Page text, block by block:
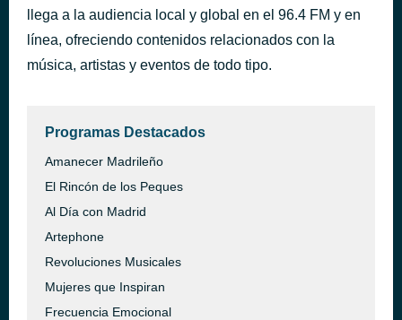
llega a la audiencia local y global en el 96.4 FM y en
línea, ofreciendo contenidos relacionados con la
música, artistas y eventos de todo tipo.
Programas Destacados
Amanecer Madrileño
El Rincón de los Peques
Al Día con Madrid
Artephone
Revoluciones Musicales
Mujeres que Inspiran
Frecuencia Emocional